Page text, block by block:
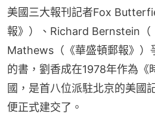
美國三大報刊記者Fox
報》）、Richard Bernstein（
Mathews（《華盛頓郵報》）
的書，劉香成在1978年作為《
國，是首八位派駐北京的美國
便正式建交了。